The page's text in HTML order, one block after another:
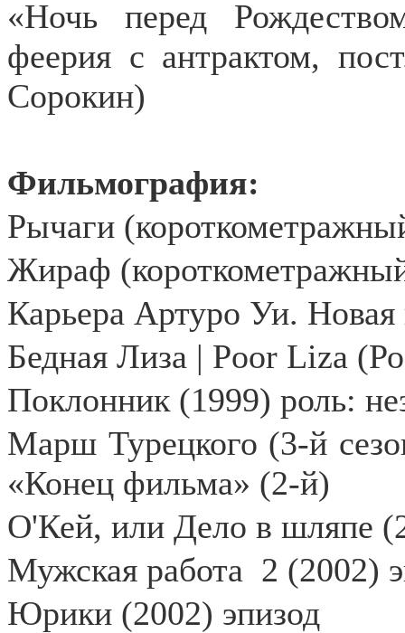
«Ночь перед
феерия с антрактом,
Сорокин)
Фильмография:
Рычаги
Жираф
Карьера Артуро Уи. Новая
Бедная Лиза | Poor Liza
Поклонник (1999) роль:
Марш Турецкого (3-й
«Конец фильма» (2-й)
О'Кей, или Дело в шляпе
Мужская работа 2 (2002)
Юрики (2002) эпизод